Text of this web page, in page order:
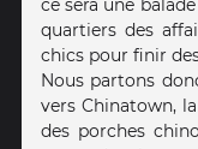
ce sera une
quartiers des
chics pour finir
Nous partons
vers Chinatown,
des porches